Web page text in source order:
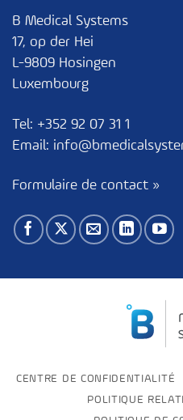
B Medical Systems
17, op der Hei
L-9809 Hosingen
Luxembourg
Tel: +352 92 07 31 1
Email:
Formulaire de contact »
CENTRE DE CONFIDENTIALITÉ
POLITIQUE